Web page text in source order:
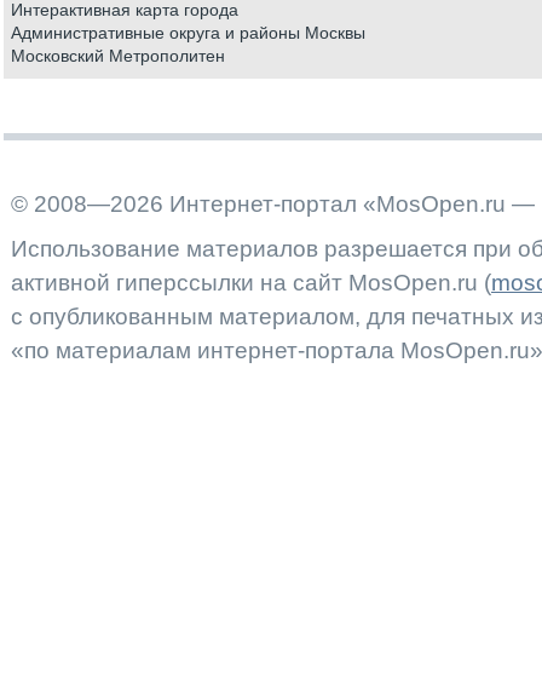
Интерактивная карта города
Административные округа и районы Москвы
Московский Метрополитен
© 2008—2026 Интернет-портал «MosOpen.ru —
Использование материалов разрешается при
активной гиперссылки на сайт MosOpen.ru (
с опубликованным материалом, для печатных
«по материалам интернет-портала